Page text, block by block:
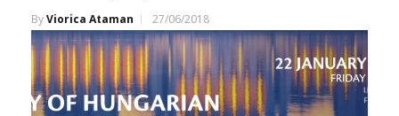
ByViorica Ataman 27/06/2018